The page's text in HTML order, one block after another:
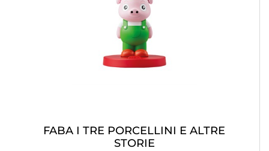
FABA I TRE PORCELLINI E ALTRE
STORIE